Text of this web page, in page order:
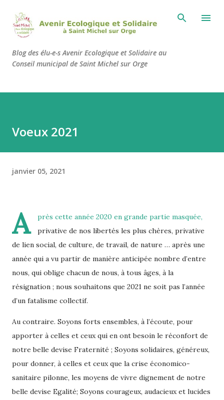
Blog des élu-e-s Avenir Ecologique et Solidaire au
Conseil municipal de Saint Michel sur Orge
Voeux 2021
janvier 05, 2021
A
près cette année 2020 en grande partie masquée,
privative de nos libertés les plus chères, privative
de lien social, de culture, de travail, de nature … après une
année qui a vu partir de manière anticipée nombre d’entre
nous, qui oblige chacun de nous, à tous âges, à la
résignation ; nous souhaitons que 2021 ne soit pas l’année
d’un fatalisme collectif.
Au contraire. Soyons forts ensembles, à l’écoute, pour
apporter à celles et ceux qui en ont besoin le réconfort de
notre belle devise Fraternité ; Soyons solidaires, généreux,
pour donner, à celles et ceux que la crise économico-
sanitaire pilonne, les moyens de vivre dignement de notre
belle devise Egalité; Soyons courageux, audacieux et lucides